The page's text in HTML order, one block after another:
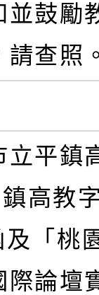
並鼓勵
請查照
立平鎮
高教
「桃
際論壇